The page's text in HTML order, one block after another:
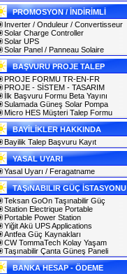
PROMOSYON / İNDİRİMLİ
Inverter / Onduleur / Convertisseur
Solar Charge Controller
Solar UPS
Solar Panel / Panneau Solaire
BAŞVURU PROJE TALEP
PROJE FORMU TR-EN-FR
PROJE - SİSTEM - TASARIM
İlk Başvuru Formu Beta Yayını
Sulamada Güneş Solar Pompa
Micro HES Müşteri Talep Formu
BAYİLİKLER HAKKINDA
Bayilik Talep Başvuru Kayıt
YASAL UYARI
Yasal Uyarı / Feragatname
TAŞıNABILIR GÜÇ İSTASYONU
Teksan GoOn Taşınabilir Güç
Station Electrique Portable
Portable Power Station
Yiğit Akü UPS Applications
Antfea Güç Kaynakları
CW TommaTech Kolay Yaşam
Taşınabilir Çanta Güneş Paneli
BANKA HESAP - ÖDEME